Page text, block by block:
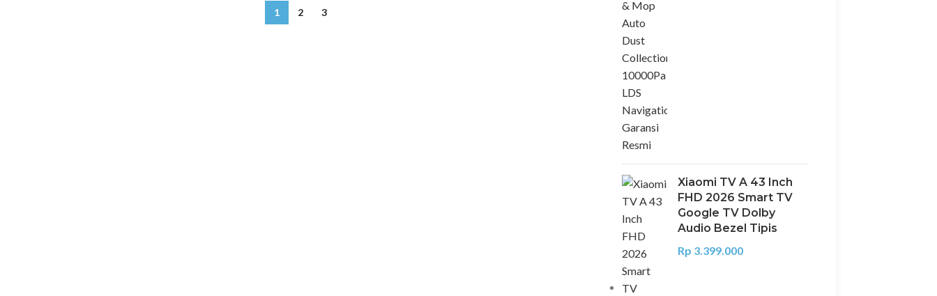
1 2 3
Xiaomi TV A 43 Inch
FHD 2026 Smart TV
Google TV Dolby
Audio Bezel Tipis
Rp 3.399.000